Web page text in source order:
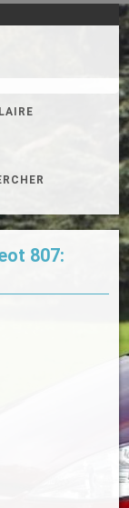
807: